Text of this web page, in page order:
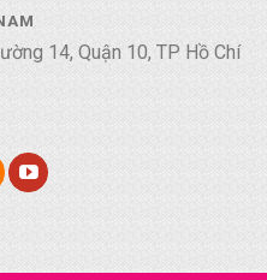
14, Quận 10, TP Hồ Chí